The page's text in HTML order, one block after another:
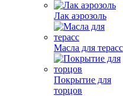
Лак аэрозоль
Масла для терасс
Покрытие для
торцов